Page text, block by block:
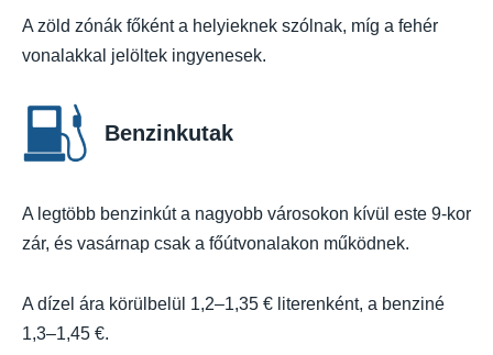
A zöld zónák főként a helyieknek szólnak, míg a fehér
vonalakkal jelöltek ingyenesek.
Benzinkutak
A legtöbb benzinkút a nagyobb városokon kívül este 9-kor
zár, és vasárnap csak a főútvonalakon működnek.
A dízel ára körülbelül 1,2–1,35 € literenként, a benziné
1,3–1,45 €.